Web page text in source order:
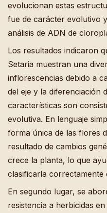
evolucionan estas
fue de carácter evolutivo
análisis de ADN de
Los resultados indicaron
Setaria muestran una
inflorescencias debido a
del eje y la diferenciación
características son
evolutiva. En lenguaje
forma única de las flores
resultado de cambios
crece la planta, lo que
clasificarla correctamente
En segundo lugar, se
resistencia a herbicidas